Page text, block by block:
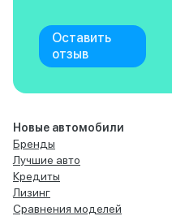
Оставить
отзыв
Новые автомобили
Бренды
Лучшие авто
Кредиты
Лизинг
Сравнения моделей